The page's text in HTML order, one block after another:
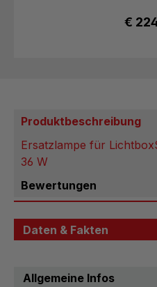
€
Produktbeschreibung
Ersatzlampe für
36 W
Bewertungen
Daten & Fakten
Allgemeine Infos